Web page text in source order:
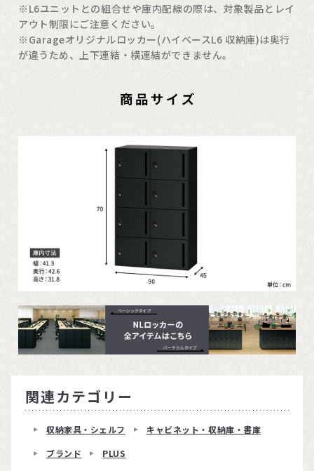
※L6ユニットとの組合せや庫内配線の際は、対象製品とレイ
アウト制限にご注意ください。
※Garageオリジナルロッカー(ハイベースL6 収納庫)は奥行
が違うため、上下連結・横連結ができません。
関連カテゴリー
収納家具・シェルフ
キャビネット・収納庫・書庫
ブランド
PLUS